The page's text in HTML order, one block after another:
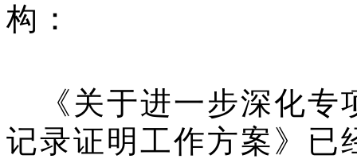
构 ：
《关于进一步深化专
记录证明工作方案》已